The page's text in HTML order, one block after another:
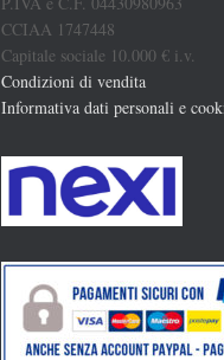
CCIAA 1747448
Capitale sociale 10.000 € i.v.
Condizioni di vendita
Informativa dati personali e